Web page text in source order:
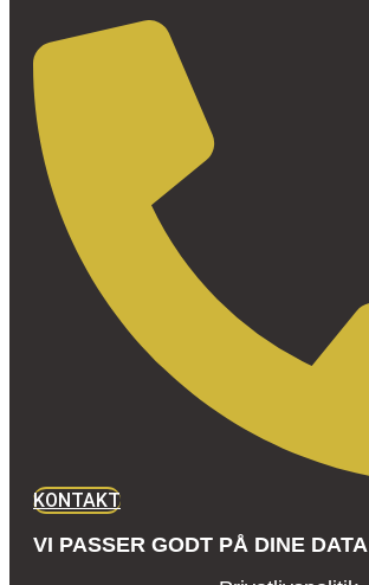
KONTAKT
VI PASSER GODT PÅ DINE DATA